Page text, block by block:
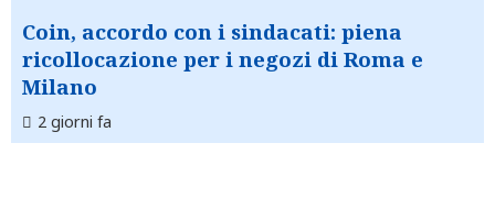
Coin, accordo con i sindacati: piena
ricollocazione per i negozi di Roma e
Milano
2 giorni fa